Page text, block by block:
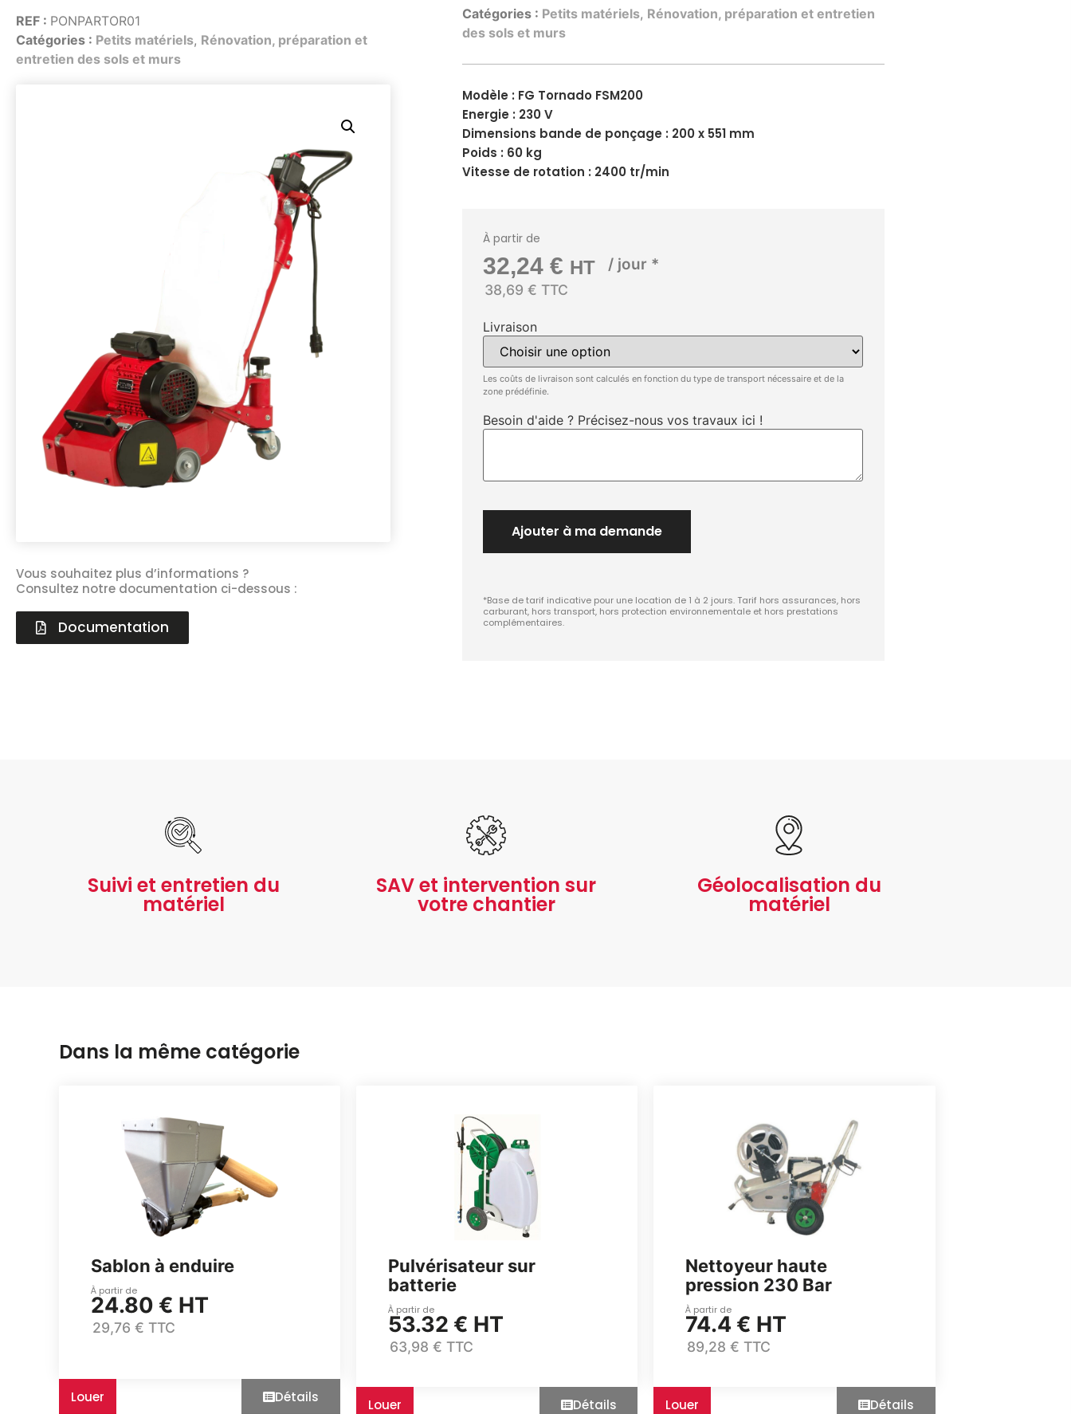
Groupe électrogène, outillage pneumatique, …
Installation provisoire
Groupe électrogène, outillage pneumatique, …
Installation provisoire
REF : PONPARTOR01
Catégories : Petits matériels, Rénovation, préparation et
entretien des sols et murs
Vous souhaitez plus d’informations ?
Consultez notre documentation ci-dessous :
Documentation
Catégories : Petits matériels, Rénovation, préparation et entretien
des sols et murs
Modèle : FG Tornado FSM200
Energie : 230 V
Dimensions bande de ponçage : 200 x 551 mm
Poids : 60 kg
Vitesse de rotation : 2400 tr/min
À partir de
32,24€ HT / jour *
38,69 € TTC
Livraison
Les coûts de livraison sont calculés en fonction du type de transport nécessaire et de la
zone prédéfinie.
Besoin d'aide ? Précisez-nous vos travaux ici !
Ajouter à ma demande
*Base de tarif indicative pour une location de 1 à 2 jours. Tarif hors assurances, hors
carburant, hors transport, hors protection environnementale et hors prestations
complémentaires.
Suivi et entretien du
matériel
SAV et intervention sur
votre chantier
Géolocalisation du
matériel
Dans la même catégorie
Sablon à enduire
À partir de
24.80 € HT
29,76 € TTC
Louer Détails
Pulvérisateur sur
batterie
À partir de
53.32 € HT
63,98 € TTC
Louer Détails
Nettoyeur haute
pression 230 Bar
À partir de
74.4 € HT
89,28 € TTC
Louer Détails